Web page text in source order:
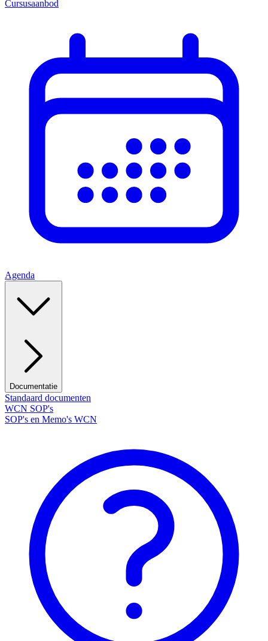
Cursusaanbod
Agenda
Documentatie
Standaard documenten
WCN SOP's
SOP's en Memo's WCN